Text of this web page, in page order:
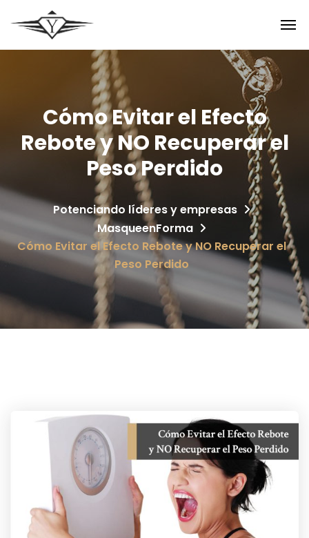
Cómo Evitar el Efecto
Rebote y NO Recuperar el
Peso Perdido
Potenciando líderes y empresas
MasqueenForma
Cómo Evitar el Efecto Rebote y NO Recuperar el
Peso Perdido